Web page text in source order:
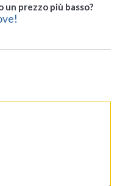
un prezzo più basso?